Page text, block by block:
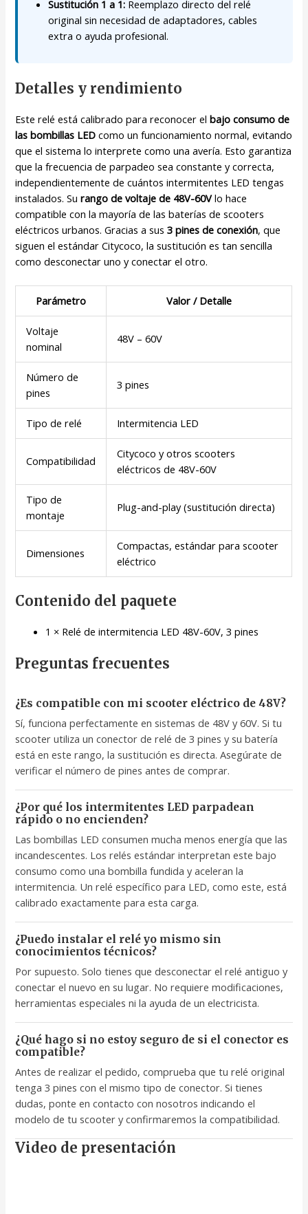
Sustitución 1 a 1: Reemplazo directo del relé
original sin necesidad de adaptadores, cables
extra o ayuda profesional.
Detalles y rendimiento
Este relé está calibrado para reconocer elbajo consumo de
las bombillas LED como un funcionamiento normal, evitando
que el sistema lo interprete como una avería. Esto garantiza
que la frecuencia de parpadeo sea constante y correcta,
independientemente de cuántos intermitentes LED tengas
instalados. Surango de voltaje de 48V-60Vlo hace
compatible con la mayoría de las baterías de scooters
eléctricos urbanos. Gracias a sus3 pines de conexión, que
siguen el estándar Citycoco, la sustitución es tan sencilla
como desconectar uno y conectar el otro.
Parámetro Valor / Detalle
Voltaje
nominal
48V – 60V
Número de
pines
3 pines
Tipo de relé Intermitencia LED
Compatibilidad
Citycoco y otros scooters
eléctricos de 48V-60V
Tipo de
montaje
Plug-and-play (sustitución directa)
Dimensiones
Compactas, estándar para scooter
eléctrico
Contenido del paquete
1 × Relé de intermitencia LED 48V-60V, 3 pines
Preguntas frecuentes
¿Es compatible con mi scooter eléctrico de 48V?
Sí, funciona perfectamente en sistemas de 48V y 60V. Si tu
scooter utiliza un conector de relé de 3 pines y su batería
está en este rango, la sustitución es directa. Asegúrate de
verificar el número de pines antes de comprar.
¿Por qué los intermitentes LED parpadean
rápido o no encienden?
Las bombillas LED consumen mucha menos energía que las
incandescentes. Los relés estándar interpretan este bajo
consumo como una bombilla fundida y aceleran la
intermitencia. Un relé específico para LED, como este, está
calibrado exactamente para esta carga.
¿Puedo instalar el relé yo mismo sin
conocimientos técnicos?
Por supuesto. Solo tienes que desconectar el relé antiguo y
conectar el nuevo en su lugar. No requiere modificaciones,
herramientas especiales ni la ayuda de un electricista.
¿Qué hago si no estoy seguro de si el conector es
compatible?
Antes de realizar el pedido, comprueba que tu relé original
tenga 3 pines con el mismo tipo de conector. Si tienes
dudas, ponte en contacto con nosotros indicando el
modelo de tu scooter y confirmaremos la compatibilidad.
Video de presentación